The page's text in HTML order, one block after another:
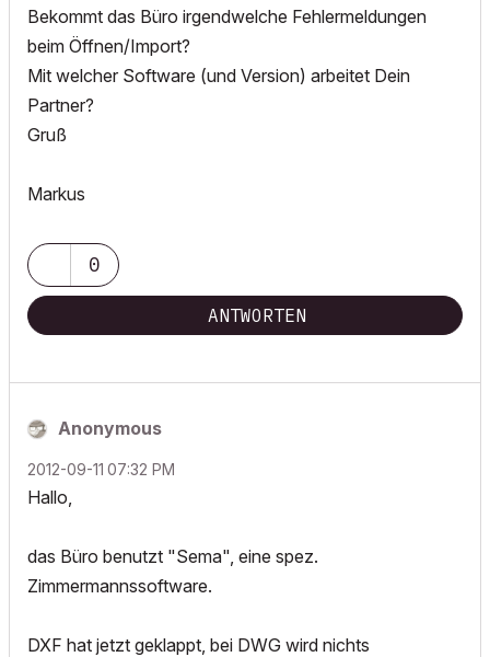
Bekommt das Büro irgendwelche Fehlermeldungen
beim Öffnen/Import?
Mit welcher Software (und Version) arbeitet Dein
Partner?
Gruß
Markus
0
ANTWORTEN
Anonymous
‎2012-09-11 07:32 PM
Hallo,
das Büro benutzt "Sema", eine spez.
Zimmermannssoftware.
DXF hat jetzt geklappt, bei DWG wird nichts